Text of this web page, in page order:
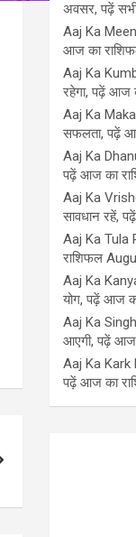
अवसर, पढ़ें सभी
Aaj Ka Meen
आज का
Aaj Ka
रहेगा, पढ़ें आज
Aaj Ka
सफलता, पढ़ें
Aaj Ka
पढ़ें आज का
Aaj Ka
सावधान रहें,
Aaj Ka Tula
राशिफल
Aaj Ka
योग, पढ़ें आज
Aaj Ka
आएगी, पढ़ें आज
Aaj Ka Kark
पढ़ें आज का